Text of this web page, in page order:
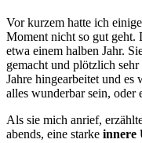
Vor kurzem hatte ich
Moment nicht so gut geht.
etwa einem halben Jahr.
gemacht und plötzlich
Jahre hingearbeitet und
alles wunderbar sein, oder
Als sie mich anrief,
abends, eine starke innere